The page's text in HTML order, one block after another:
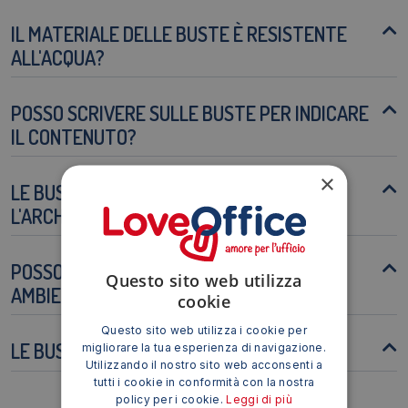
IL MATERIALE DELLE BUSTE È RESISTENTE
ALL'ACQUA?
POSSO SCRIVERE SULLE BUSTE PER INDICARE
IL CONTENUTO?
LE BUSTE SONO ADATTE PER
L'ARCHIVIAZIONE A LUNGO TERMINE?
POSSO USARE QUESTE BUSTE IN UN
AMBIENTE UMIDO?
LE BUSTE SONO RICICLABILI?
×
Questo sito web utilizza
cookie
Questo sito web utilizza i cookie per
migliorare la tua esperienza di navigazione.
Utilizzando il nostro sito web acconsenti a
tutti i cookie in conformità con la nostra
policy per i cookie.Leggi di più